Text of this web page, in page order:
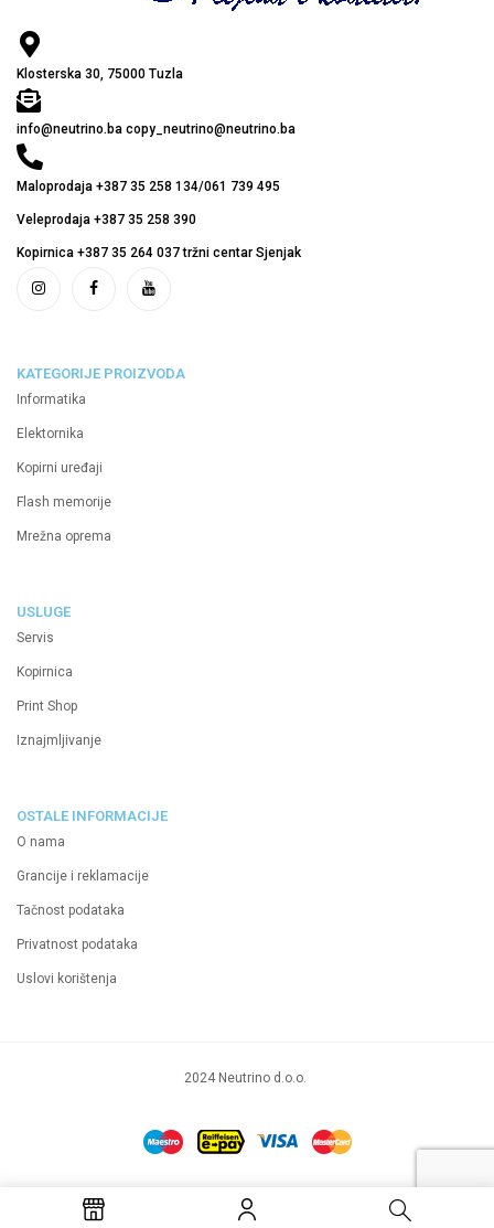
Klosterska 30, 75000 Tuzla
info@neutrino.ba copy_neutrino@neutrino.ba
Maloprodaja +387 35 258 134/061 739 495
Veleprodaja +387 35 258 390
Kopirnica +387 35 264 037 tržni centar Sjenjak
KATEGORIJE PROIZVODA
Informatika
Elektornika
Kopirni uređaji
Flash memorije
Mrežna oprema
USLUGE
Servis
Kopirnica
Print Shop
Iznajmljivanje
OSTALE INFORMACIJE
O nama
Grancije i reklamacije
Tačnost podataka
Privatnost podataka
Uslovi korištenja
2024 Neutrino d.o.o.